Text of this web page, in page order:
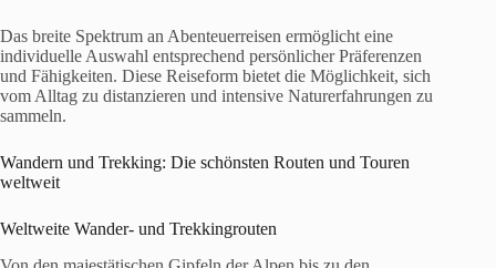
Das breite Spektrum an Abenteuerreisen ermöglicht eine
individuelle Auswahl entsprechend persönlicher Präferenzen
und Fähigkeiten. Diese Reiseform bietet die Möglichkeit, sich
vom Alltag zu distanzieren und intensive Naturerfahrungen zu
sammeln.
Wandern und Trekking: Die schönsten Routen und Touren
weltweit
Weltweite Wander- und Trekkingrouten